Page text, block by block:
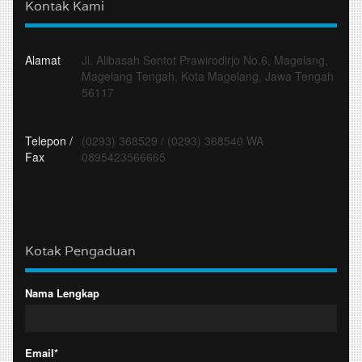
Kontak Kami
Alamat
Jl. Alibasah Sentot Prawirodirjo No.6, Magelang,
Magelang Tengah, Kota Magelang, Jawa Tengah
56117
Telepon /
Fax
(0293) 368529 / (0293) 368540 WA
0895423566665
Kotak Pengaduan
Nama Lengkap
Email*